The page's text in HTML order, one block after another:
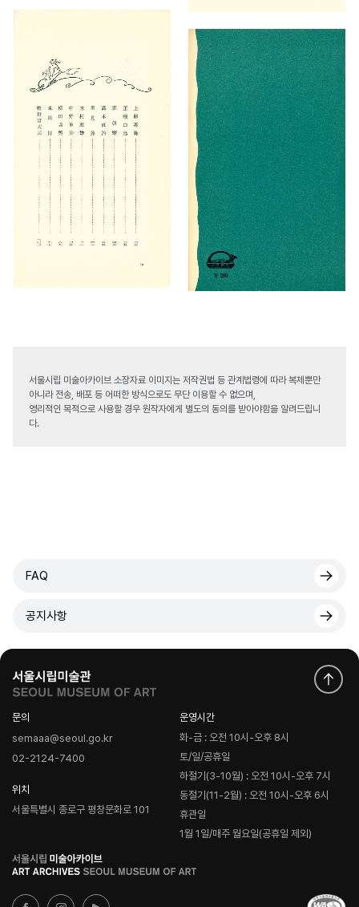
서울시립 미술아카이브 소장자료 이미지는 저작권법 등 관계법령에 따라 복제뿐만
아니라 전송, 배포 등 어떠한 방식으로도 무단 이용할 수 없으며,
영리적인 목적으로 사용할 경우 원작자에게 별도의 동의를 받아야함을 알려드립니
다.
FAQ
공지사항
문의
semaaa@seoul.go.kr
02-2124-7400
위치
서울특별시 종로구 평창문화로 101
운영시간
화-금 : 오전 10시-오후 8시
토/일/공휴일
하절기(3-10월) : 오전 10시-오후 7시
동절기(11-2월) : 오전 10시-오후 6시
휴관일
1월 1일/매주 월요일(공휴일 제외)
로
고